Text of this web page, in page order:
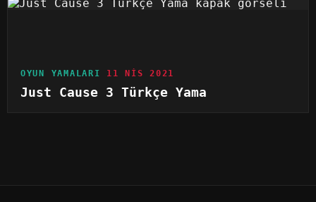
OYUN YAMALARI 11 NIS 2021
Just Cause 3 Türkçe Yama